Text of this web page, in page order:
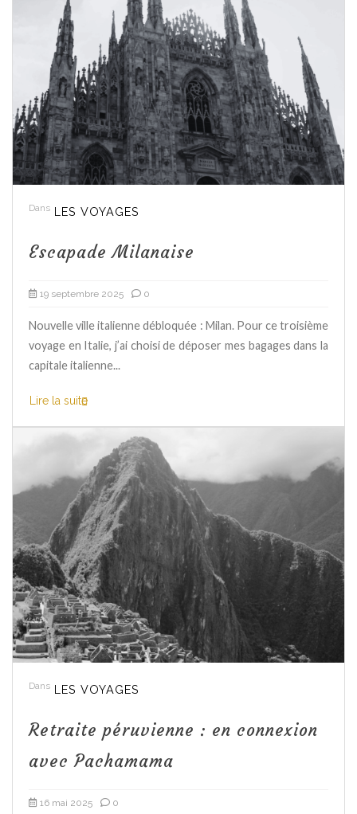
Dans LES VOYAGES
Escapade Milanaise
19 septembre 2025 0
Nouvelle ville italienne débloquée : Milan. Pour ce troisième
voyage en Italie, j’ai choisi de déposer mes bagages dans la
capitale italienne...
Lire la suite
Dans LES VOYAGES
Retraite péruvienne : en connexion
avec Pachamama
16 mai 2025 0